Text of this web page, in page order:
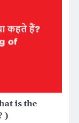
is the
)